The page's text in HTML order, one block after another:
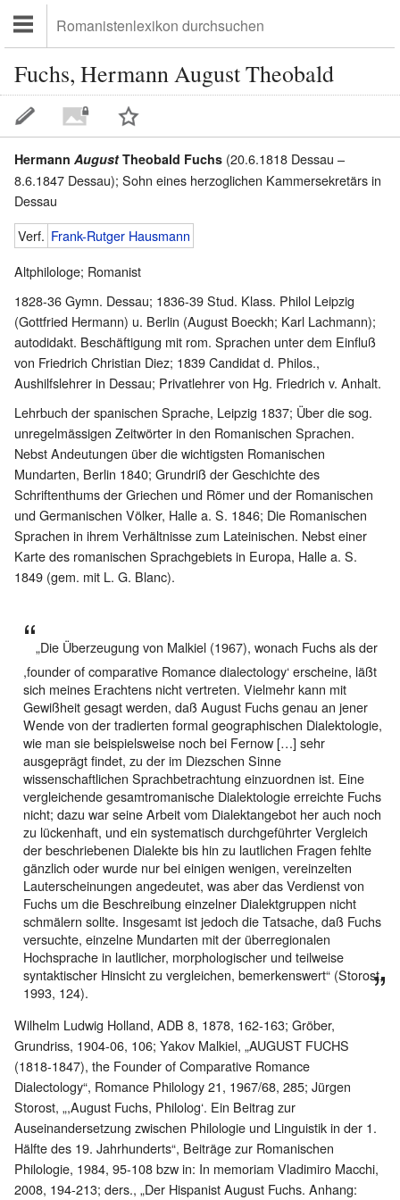
Fuchs, Hermann August Theobald
Hermann AugustTheobald Fuchs (20.6.1818 Dessau –
8.6.1847 Dessau); Sohn eines herzoglichen Kammersekretärs in
Dessau
Verf. Frank-Rutger Hausmann
Altphilologe; Romanist
1828-36 Gymn. Dessau; 1836-39 Stud. Klass. Philol Leipzig
(Gottfried Hermann) u. Berlin (August Boeckh; Karl Lachmann);
autodidakt. Beschäftigung mit rom. Sprachen unter dem Einfluß
von Friedrich Christian Diez; 1839 Candidat d. Philos.,
Aushilfslehrer in Dessau; Privatlehrer von Hg. Friedrich v. Anhalt.
Lehrbuch der spanischen Sprache, Leipzig 1837; Über die sog.
unregelmässigen Zeitwörter in den Romanischen Sprachen.
Nebst Andeutungen über die wichtigsten Romanischen
Mundarten, Berlin 1840; Grundriß der Geschichte des
Schriftenthums der Griechen und Römer und der Romanischen
und Germanischen Völker, Halle a. S. 1846; Die Romanischen
Sprachen in ihrem Verhältnisse zum Lateinischen. Nebst einer
Karte des romanischen Sprachgebiets in Europa, Halle a. S.
1849 (gem. mit L. G. Blanc).
„Die Überzeugung von Malkiel (1967), wonach Fuchs als der
,founder of comparative Romance dialectology‘ erscheine, läßt
sich meines Erachtens nicht vertreten. Vielmehr kann mit
Gewißheit gesagt werden, daß August Fuchs genau an jener
Wende von der tradierten formal geographischen Dialektologie,
wie man sie beispielsweise noch bei Fernow […] sehr
ausgeprägt findet, zu der im Diezschen Sinne
wissenschaftlichen Sprachbetrachtung einzuordnen ist. Eine
vergleichende gesamtromanische Dialektologie erreichte Fuchs
nicht; dazu war seine Arbeit vom Dialektangebot her auch noch
zu lückenhaft, und ein systematisch durchgeführter Vergleich
der beschriebenen Dialekte bis hin zu lautlichen Fragen fehlte
gänzlich oder wurde nur bei einigen wenigen, vereinzelten
Lauterscheinungen angedeutet, was aber das Verdienst von
Fuchs um die Beschreibung einzelner Dialektgruppen nicht
schmälern sollte. Insgesamt ist jedoch die Tatsache, daß Fuchs
versuchte, einzelne Mundarten mit der überregionalen
Hochsprache in lautlicher, morphologischer und teilweise
syntaktischer Hinsicht zu vergleichen, bemerkenswert“ (Storost,
1993, 124).
Wilhelm Ludwig Holland, ADB 8, 1878, 162-163; Gröber,
Grundriss, 1904-06, 106; Yakov Malkiel, „AUGUST FUCHS
(1818-1847), the Founder of Comparative Romance
Dialectology“, Romance Philology 21, 1967/68, 285; Jürgen
Storost, „,August Fuchs, Philolog‘. Ein Beitrag zur
Auseinandersetzung zwischen Philologie und Linguistik in der 1.
Hälfte des 19. Jahrhunderts“, Beiträge zur Romanischen
Philologie, 1984, 95-108 bzw in: In memoriam Vladimiro Macchi,
2008, 194-213; ders., „Der Hispanist August Fuchs. Anhang: